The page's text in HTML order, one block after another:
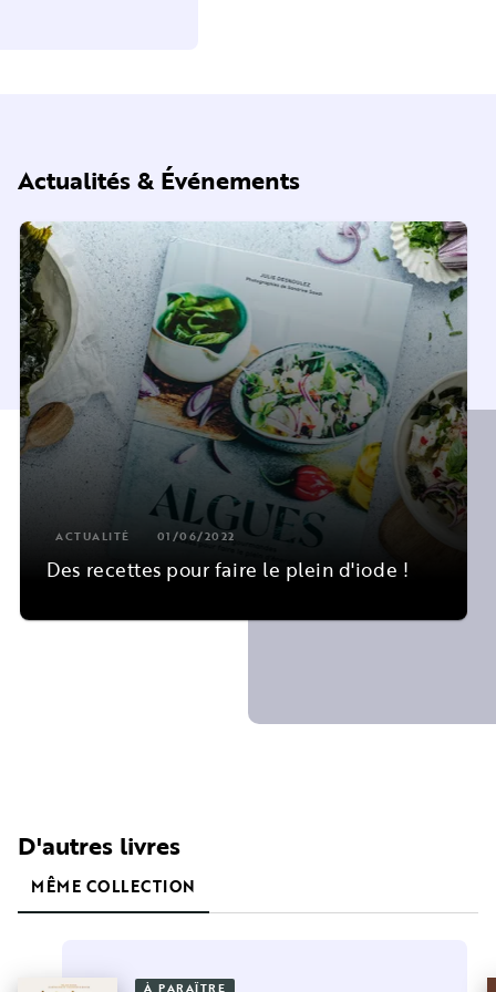
Actualités & Événements
ACTUALITÉ 01/06/2022
Des recettes pour faire le plein d'iode !
D'autres livres
MÊME COLLECTION
À PARAÎTRE